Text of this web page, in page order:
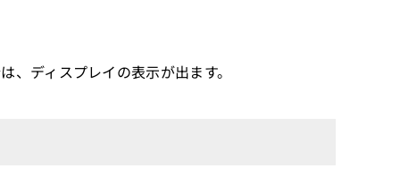
ディスプレイの表示が出ます。